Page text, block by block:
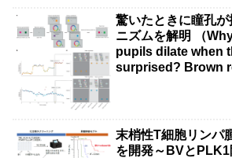
驚いたときに瞳孔
ニズムを解明 （
pupils dilate when
surprised? Brown
末梢性T細胞リンパ
を開発～BVと